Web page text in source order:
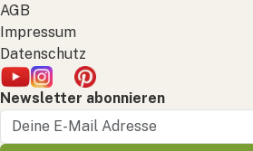
AGB
Impressum
Datenschutz
Newsletter abonnieren